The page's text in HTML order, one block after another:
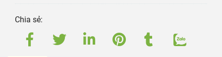
Chia sẻ: